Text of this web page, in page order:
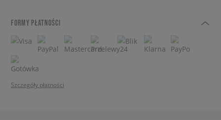
FORMY PŁATNOŚCI
Szczegóły płatności